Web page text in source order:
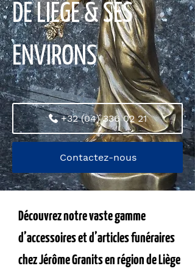
DE LIÈGE & SES
ENVIRONS
+32 (04) 336 02 21
Contactez-nous
Découvrez notre vaste gamme
d’accessoires et d’articles funéraires
chez Jérôme Granits en région de Liège